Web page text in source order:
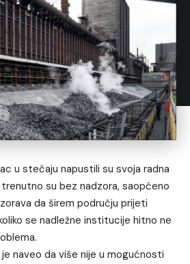
u stečaju napustili su svoja radna
su bez nadzora, saopćeno
da širem području prijeti
se nadležne institucije hitno ne
naveo da više nije u mogućnosti